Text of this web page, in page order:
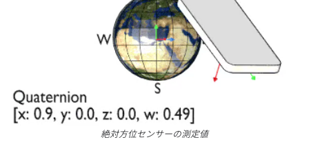
絶対方位センサーの測定値